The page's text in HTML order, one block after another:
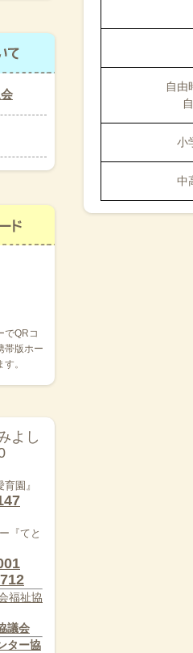
自由
小
中
でQRコ
帯版ホー
。
よし
園』
『てと
福祉協
議会
ター協